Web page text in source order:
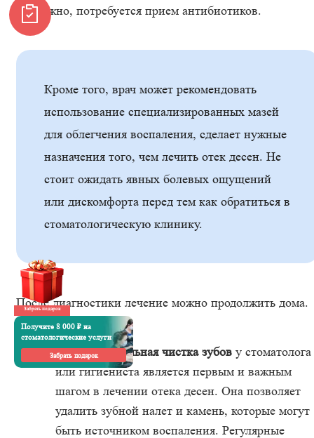
возможно, потребуется прием антибиотиков.
Кроме того, врач может рекомендовать
использование специализированных мазей
для облегчения воспаления, сделает нужные
назначения того, чем лечить отек десен. Не
стоит ожидать явных болевых ощущений
или дискомфорта перед тем как обратиться в
стоматологическую клинику.
После диагностики лечение можно продолжить дома.
Профессиональная чистка зубов у стоматолога
или гигиениста является первым и важным
шагом в лечении отека десен. Она позволяет
удалить зубной налет и камень, которые могут
быть источником воспаления. Регулярные
Забрать подарок
Получите 8 000 ₽ на
стоматологические услуги
Забрать подарок